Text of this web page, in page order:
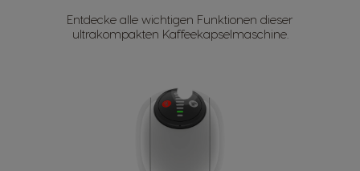
Entdecke alle wichtigen Funktionen dieser
ultrakompakten Kaffeekapselmaschine.